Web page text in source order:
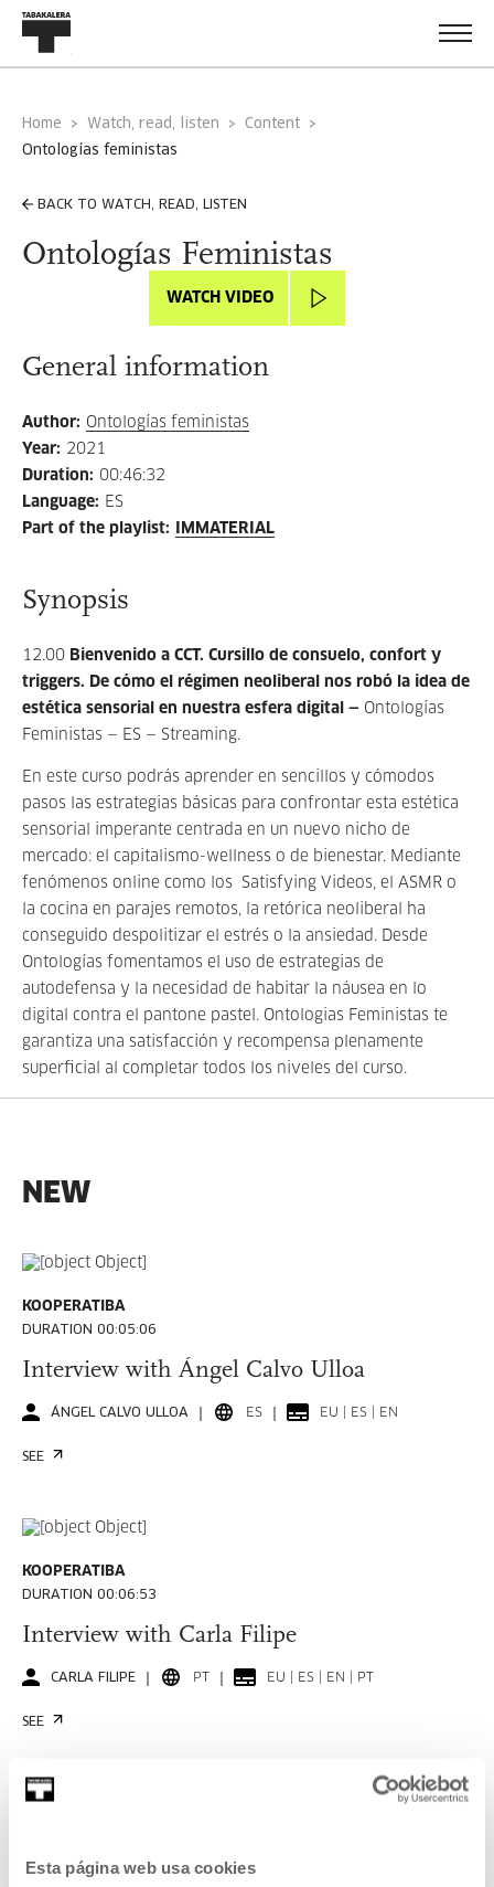
Esta página web usa cookies
Home Watch, read, listen
Content
ontologías feministas
BACK TO WATCH, READ, LISTEN
Ontologías Feministas
WATCH VIDEO
General information
Author: Ontologías feministas
Year: 2021
Duration: 00:46:32
Language: ES
Part of the playlist: IMMATERIAL
Synopsis
12.00 Bienvenido a CCT. Cursillo de consuelo, confort y
triggers. De cómo el régimen neoliberal nos robó la idea de
estética sensorial en nuestra esfera digital — Ontologías
Feministas — ES — Streaming.
En este curso podrás aprender en sencillos y cómodos
pasos las estrategias básicas para confrontar esta estética
sensorial imperante centrada en un nuevo nicho de
mercado: el capitalismo-wellness o de bienestar. Mediante
fenómenos online como los Satisfying Videos, el ASMR o
la cocina en parajes remotos, la retórica neoliberal ha
conseguido despolitizar el estrés o la ansiedad. Desde
Ontologías fomentamos el uso de estrategias de
autodefensa y la necesidad de habitar la náusea en lo
digital contra el pantone pastel. Ontologias Feministas te
garantiza una satisfacción y recompensa plenamente
superficial al completar todos los niveles del curso.
NEW
KOOPERATIBA
DURATION 00:05:06
Interview with Ángel Calvo Ulloa
ÁNGEL CALVO ULLOA ES EU | ES | EN
SEE
KOOPERATIBA
DURATION 00:06:53
Interview with Carla Filipe
CARLA FILIPE PT EU | ES | EN | PT
SEE
DURATION 00:06:49